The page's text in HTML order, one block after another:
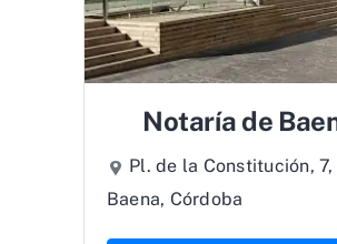
Notaría de
Pl. de la Constitución,
Baena, Córdoba